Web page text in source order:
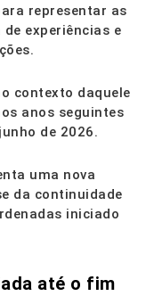
representar as
experiências e
contexto daquele
anos seguintes
de 2026.
uma nova
da continuidade
iniciado
até o fim